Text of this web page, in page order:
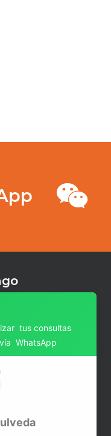
Servicio
Web Hosting
tus consultas
WhatsApp